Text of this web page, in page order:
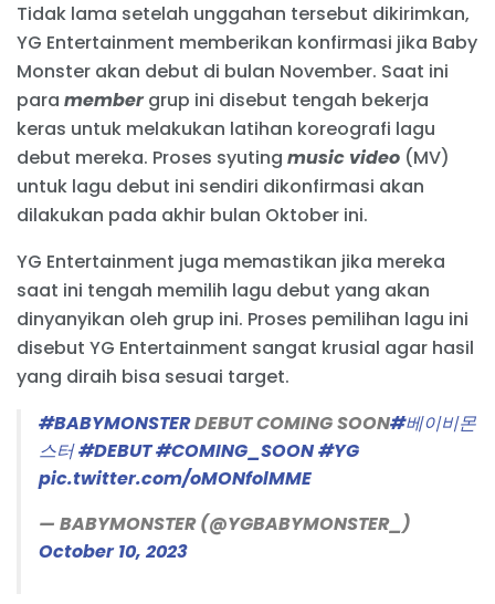
Tidak lama setelah unggahan tersebut dikirimkan,
YG Entertainment memberikan konfirmasi jika Baby
Monster akan debut di bulan November. Saat ini
para membergrup ini disebut tengah bekerja
keras untuk melakukan latihan koreografi lagu
debut mereka. Proses syuting music video (MV)
untuk lagu debut ini sendiri dikonfirmasi akan
dilakukan pada akhir bulan Oktober ini.
YG Entertainment juga memastikan jika mereka
saat ini tengah memilih lagu debut yang akan
dinyanyikan oleh grup ini. Proses pemilihan lagu ini
disebut YG Entertainment sangat krusial agar hasil
yang diraih bisa sesuai target.
#BABYMONSTERDEBUT COMING SOON#베이비몬
스터#DEBUT#COMING_SOON#YG
pic.twitter.com/oMONfolMME
— BABYMONSTER (@YGBABYMONSTER_)
October 10, 2023